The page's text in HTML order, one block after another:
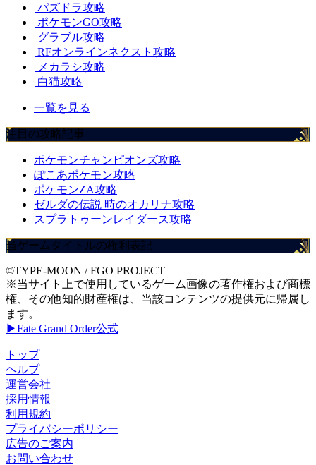
パズドラ攻略
ポケモンGO攻略
グラブル攻略
RFオンラインネクスト攻略
メカラシ攻略
白猫攻略
一覧を見る
注目の攻略記事
ポケモンチャンピオンズ攻略
ぽこあポケモン攻略
ポケモンZA攻略
ゼルダの伝説 時のオカリナ攻略
スプラトゥーンレイダース攻略
当ゲームタイトルの権利表記
©TYPE-MOON / FGO PROJECT
※当サイト上で使用しているゲーム画像の著作権および商標
権、その他知的財産権は、当該コンテンツの提供元に帰属し
ます。
▶Fate Grand Order公式
トップ
ヘルプ
運営会社
採用情報
利用規約
プライバシーポリシー
広告のご案内
お問い合わせ